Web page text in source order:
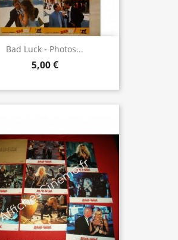
Bad Luck - Photos...
5,00 €